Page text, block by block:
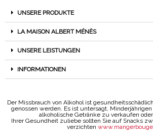
UNSERE PRODUKTE
LA MAISON ALBERT MÉNÈS
UNSERE LEISTUNGEN
INFORMATIONEN
Der Missbrauch von Alkohol ist
genossen werden. Es ist untersagt,
alkoholische Getränke zu verkaufen
Ihrer Gesundheit zuliebe sollten Sie auf Snacks
verzichten